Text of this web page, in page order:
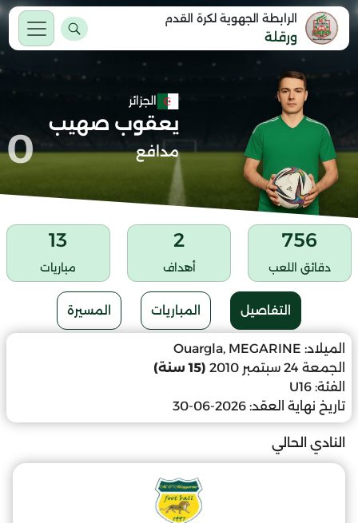
الرابطة الجهوية لكرة القدم
ورقلة
الجزائر
يعقوب صهيب
مدافع 0
756
دقائق اللعب
2
أهداف
13
مباريات
التفاصيل المباريات المسيرة
الميلاد: Ouargla, MEGARINE
الجمعة 24 سبتمبر 2010
(15 سنة)
الفئة: U16
تاريخ نهاية العقد: 2026-06-30
النادي الحالي